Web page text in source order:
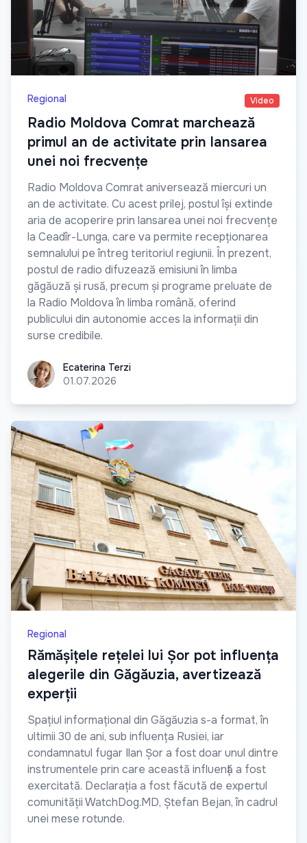
Regional Video
Radio Moldova Comrat marchează
primul an de activitate prin lansarea
unei noi frecvențe
Radio Moldova Comrat aniversează miercuri un
an de activitate. Cu acest prilej, postul își extinde
aria de acoperire prin lansarea unei noi frecvențe
la Ceadîr-Lunga, care va permite recepționarea
semnalului pe întreg teritoriul regiunii. În prezent,
postul de radio difuzează emisiuni în limba
găgăuză și rusă, precum și programe preluate de
la Radio Moldova în limba română, oferind
publicului din autonomie acces la informații din
surse credibile.
Ecaterina Terzi
Ecaterina Terzi
01.07.2026
Regional
Rămășițele rețelei lui Șor pot influența
alegerile din Găgăuzia, avertizează
experții
Spațiul informațional din Găgăuzia s-a format, în
ultimii 30 de ani, sub influența Rusiei, iar
condamnatul fugar Ilan Șor a fost doar unul dintre
instrumentele prin care această influență a fost
exercitată. Declarația a fost făcută de expertul
comunității WatchDog.MD, Ștefan Bejan, în cadrul
unei mese rotunde.